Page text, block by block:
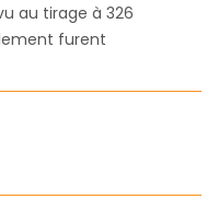
au tirage à 326
furent